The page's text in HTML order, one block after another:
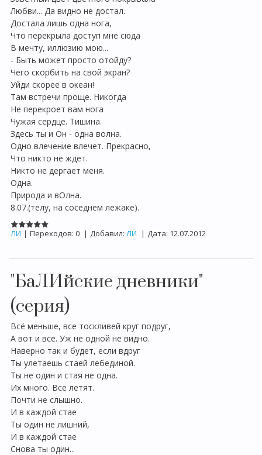
Любви... Да видно не достал.
Достала лишь одна нога,
Что перекрыла доступ мне сюда
В мечту, иллюзию мою...
- Быть может просто отойду?
Чего скорбить на свой экран?
Уйди скорее в океан!
Там встречи проще. Никогда
Не перекроет вам нога
Чужая сердце. Тишина.
Здесь ты и Он - одна волна.
Одно влечение влечет. Прекрасно,
Что никто не ждет.
Никто не дергает меня.
Одна.
Природа и вОлна.
8.07.(телу, на соседнем лежаке).
ЛИ | Переходов: 0 | Добавил: ЛИ | Дата: 12.07.2012
"БаЛИйские дневники"
(серия)
Всё меньше, все тоскливей круг подруг,
А вот и все. Уж не одной не видно.
Наверно так и будет, если вдруг
Ты улетаешь стаей лебединой.
Ты не один и стая не одна.
Их много. Все летят.
Почти не слышно.
И в каждой стае
Ты один не лишний,
И в каждой стае
Снова ты один...